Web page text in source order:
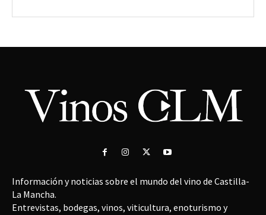
Información y noticias sobre el mundo del vino de Castilla-
La Mancha.
Entrevistas, bodegas, vinos, viticultura, enoturismo y